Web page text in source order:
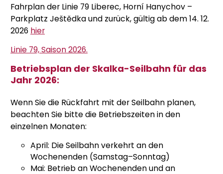
Fahrplan der Linie 79 Liberec, Horní Hanychov –
Parkplatz Ještědka und zurück, gültig ab dem 14. 12.
2026 hier
Linie 79, Saison 2026.
Betriebsplan der Skalka-Seilbahn für das
Jahr 2026:
Wenn Sie die Rückfahrt mit der Seilbahn planen,
beachten Sie bitte die Betriebszeiten in den
einzelnen Monaten:
April: Die Seilbahn verkehrt an den
Wochenenden (Samstag–Sonntag)
Mai: Betrieb an Wochenenden und an